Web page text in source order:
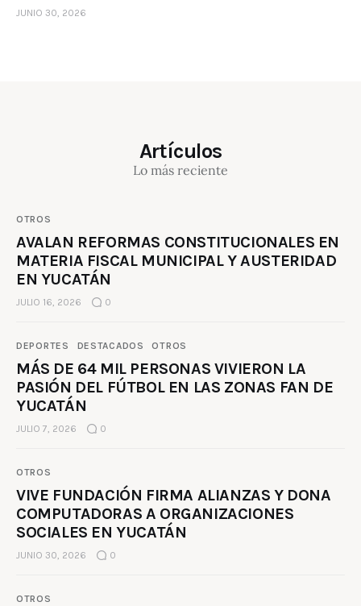
JUNIO 30, 2026
Artículos
Lo más reciente
OTROS
AVALAN REFORMAS CONSTITUCIONALES EN
MATERIA FISCAL MUNICIPAL Y AUSTERIDAD
EN YUCATÁN
JULIO 16, 2026 0
DEPORTES DESTACADOS OTROS
MÁS DE 64 MIL PERSONAS VIVIERON LA
PASIÓN DEL FÚTBOL EN LAS ZONAS FAN DE
YUCATÁN
JULIO 7, 2026 0
OTROS
VIVE FUNDACIÓN FIRMA ALIANZAS Y DONA
COMPUTADORAS A ORGANIZACIONES
SOCIALES EN YUCATÁN
JUNIO 30, 2026 0
OTROS